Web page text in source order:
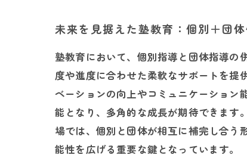
未来を見据えた塾教育：個別＋団
塾教育において、個別指導と団体指導の
度や進度に合わせた柔軟なサポートを提
ベーションの向上やコミュニケーション
能となり、多角的な成長が期待できます
場では、個別と団体が相互に補完し合う
能性を広げる重要な鍵となっています。